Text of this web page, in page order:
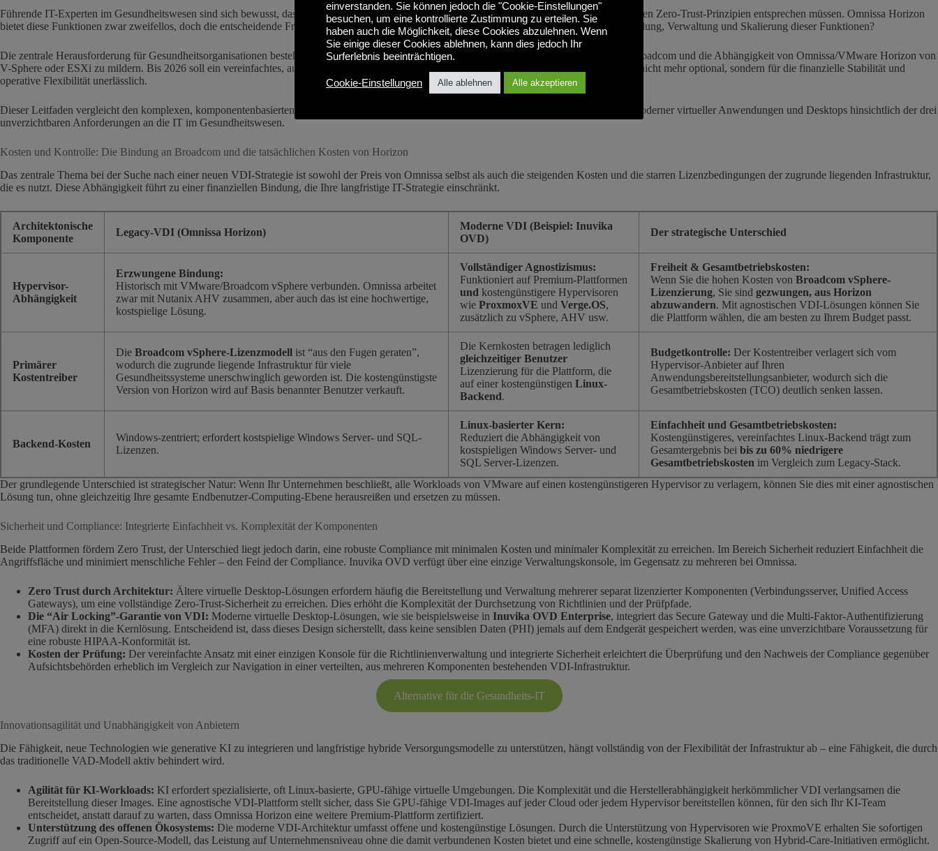
Führende IT-Experten im Gesundheitswesen sind sich bewusst, dass moderne Desktop-Lösungen einen sicheren Anwendungszugriff bieten und den Zero-Trust-Prinzipien entsprechen müssen. Omnissa Horizon
bietet diese Funktionen zwar zweifellos, doch die entscheidende Frage für 2026 lautet: Wie komplex, wie kostspielig und wie agil ist die Bereitstellung, Verwaltung und Skalierung dieser Funktionen?
Die zentrale Herausforderung für Gesundheitsorganisationen besteht darin, die finanziellen Auswirkungen der Übernahme von VMware durch Broadcom und die Abhängigkeit von Omnissa/VMware Horizon von
V-Sphere oder ESXi zu mildern. Bis 2026 soll ein vereinfachtes, auf die Gesamtbetriebskosten ausgerichtetes Modell als
ist nicht mehr optional, sondern für die finanzielle Stabilität und
operative Flexibilität unerlässlich.
Dieser Leitfaden vergleicht den komplexen, komponentenbasierten Ansatz von Systemen wie Omnissa Horizon mit der optimierten Architektur moderner virtueller Anwendungen und Desktops hinsichtlich der drei
unverzichtbaren Anforderungen an die IT im Gesundheitswesen.
Kosten und Kontrolle: Die Bindung an Broadcom und die tatsächlichen Kosten von Horizon
Das zentrale Thema bei der Suche nach einer neuen VDI-Strategie ist sowohl der Preis von Omnissa selbst als auch die steigenden Kosten und die starren Lizenzbedingungen der zugrunde liegenden Infrastruktur,
die es nutzt. Diese Abhängigkeit führt zu einer finanziellen Bindung, die Ihre langfristige IT-Strategie einschränkt.
Architektonische
Komponente
Legacy-VDI (Omnissa Horizon)
Moderne VDI (Beispiel: Inuvika
OVD)
Der strategische Unterschied
Hypervisor-
Abhängigkeit
Erzwungene Bindung:
Historisch mit VMware/Broadcom vSphere verbunden. Omnissa arbeitet
zwar mit Nutanix AHV zusammen, aber auch das ist eine hochwertige,
kostspielige Lösung.
Vollständiger Agnostizismus:
Funktioniert auf Premium-Plattformen
und kostengünstigere Hypervisoren
wie ProxmoxVE und Verge.OS,
zusätzlich zu vSphere, AHV usw.
Freiheit & Gesamtbetriebskosten:
Wenn Sie die hohen Kosten von Broadcom vSphere-
Lizenzierung, Sie sind gezwungen, aus Horizon
abzuwandern. Mit agnostischen VDI-Lösungen können Sie
die Plattform wählen, die am besten zu Ihrem Budget passt.
Primärer
Kostentreiber
Die Broadcom vSphere-Lizenzmodell ist “aus den Fugen geraten”,
wodurch die zugrunde liegende Infrastruktur für viele
Gesundheitssysteme unerschwinglich geworden ist. Die kostengünstigste
Version von Horizon wird auf Basis benannter Benutzer verkauft.
Die Kernkosten betragen lediglich
gleichzeitiger Benutzer
Lizenzierung für die Plattform, die
auf einer kostengünstigen Linux-
Backend.
Budgetkontrolle: Der Kostentreiber verlagert sich vom
Hypervisor-Anbieter auf Ihren
Anwendungsbereitstellungsanbieter, wodurch sich die
Gesamtbetriebskosten (TCO) deutlich senken lassen.
Backend-Kosten
Windows-zentriert; erfordert kostspielige Windows Server- und SQL-
Lizenzen.
Linux-basierter Kern:
Reduziert die Abhängigkeit von
kostspieligen Windows Server- und
SQL Server-Lizenzen.
Einfachheit und Gesamtbetriebskosten:
Kostengünstigeres, vereinfachtes Linux-Backend trägt zum
Gesamtergebnis bei bis zu 60% niedrigere
Gesamtbetriebskosten im Vergleich zum Legacy-Stack.
Der grundlegende Unterschied ist strategischer Natur: Wenn Ihr Unternehmen beschließt, alle Workloads von VMware auf einen kostengünstigeren Hypervisor zu verlagern, können Sie dies mit einer agnostischen
Lösung tun, ohne gleichzeitig Ihre gesamte Endbenutzer-Computing-Ebene herausreißen und ersetzen zu müssen.
Sicherheit und Compliance: Integrierte Einfachheit vs. Komplexität der Komponenten
Beide Plattformen fördern Zero Trust, der Unterschied liegt jedoch darin, eine robuste Compliance mit minimalen Kosten und minimaler Komplexität zu erreichen. Im Bereich Sicherheit reduziert Einfachheit die
Angriffsfläche und minimiert menschliche Fehler – den Feind der Compliance. Inuvika OVD verfügt über eine einzige Verwaltungskonsole, im Gegensatz zu mehreren bei Omnissa.
Zero Trust durch Architektur: Ältere virtuelle Desktop-Lösungen erfordern häufig die Bereitstellung und Verwaltung mehrerer separat lizenzierter Komponenten (Verbindungsserver, Unified Access
Gateways), um eine vollständige Zero-Trust-Sicherheit zu erreichen. Dies erhöht die Komplexität der Durchsetzung von Richtlinien und der Prüfpfade.
Die “Air Locking”-Garantie von VDI: Moderne virtuelle Desktop-Lösungen, wie sie beispielsweise in Inuvika OVD Enterprise, integriert das Secure Gateway und die Multi-Faktor-Authentifizierung
(MFA) direkt in die Kernlösung. Entscheidend ist, dass dieses Design sicherstellt, dass keine sensiblen Daten (PHI) jemals auf dem Endgerät gespeichert werden, was eine unverzichtbare Voraussetzung für
eine robuste HIPAA-Konformität ist.
Kosten der Prüfung: Der vereinfachte Ansatz mit einer einzigen Konsole für die Richtlinienverwaltung und integrierte Sicherheit erleichtert die Überprüfung und den Nachweis der Compliance gegenüber
Aufsichtsbehörden erheblich im Vergleich zur Navigation in einer verteilten, aus mehreren Komponenten bestehenden VDI-Infrastruktur.
Alternative für die Gesundheits-IT
Innovationsagilität und Unabhängigkeit von Anbietern
Die Fähigkeit, neue Technologien wie generative KI zu integrieren und langfristige hybride Versorgungsmodelle zu unterstützen, hängt vollständig von der Flexibilität der Infrastruktur ab – eine Fähigkeit, die durch
das traditionelle VAD-Modell aktiv behindert wird.
Agilität für KI-Workloads: KI erfordert spezialisierte, oft Linux-basierte, GPU-fähige virtuelle Umgebungen. Die Komplexität und die Herstellerabhängigkeit herkömmlicher VDI verlangsamen die
Bereitstellung dieser Images. Eine agnostische VDI-Plattform stellt sicher, dass Sie GPU-fähige VDI-Images auf jeder Cloud oder jedem Hypervisor bereitstellen können, für den sich Ihr KI-Team
entscheidet, anstatt darauf zu warten, dass Omnissa Horizon eine weitere Premium-Plattform zertifiziert.
Unterstützung des offenen Ökosystems: Die moderne VDI-Architektur umfasst offene und kostengünstige Lösungen. Durch die Unterstützung von Hypervisoren wie ProxmoVE erhalten Sie sofortigen
Zugriff auf ein Open-Source-Modell, das Leistung auf Unternehmensniveau ohne die damit verbundenen Kosten bietet und eine schnelle, kostengünstige Skalierung von Hybrid-Care-Initiativen ermöglicht.
einverstanden. Sie können jedoch die "Cookie-Einstellungen"
besuchen, um eine kontrollierte Zustimmung zu erteilen. Sie
haben auch die Möglichkeit, diese Cookies abzulehnen. Wenn
Sie einige dieser Cookies ablehnen, kann dies jedoch Ihr
Surferlebnis beeinträchtigen.
Cookie-Einstellungen Alle ablehnen Alle akzeptieren